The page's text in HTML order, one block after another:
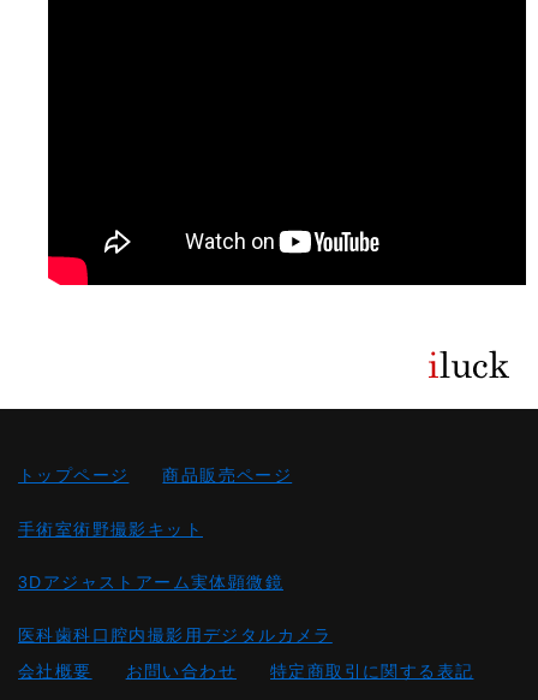
トップページ 商品販売ページ
手術室術野撮影キット
3Dアジャストアーム実体顕微鏡
医科歯科口腔内撮影用デジタルカメラ
会社概要
お問い合わせ 特定商取引に関する表記